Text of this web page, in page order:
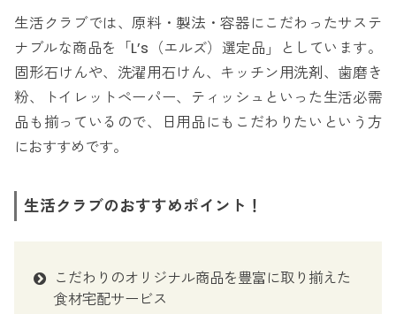
生活クラブでは、原料・製法・容器にこだわったサステ
ナブルな商品を「L’s（エルズ）選定品」としています。
固形石けんや、洗濯用石けん、キッチン用洗剤、歯磨き
粉、トイレットペーパー、ティッシュといった生活必需
品も揃っているので、日用品にもこだわりたいという方
におすすめです。
生活クラブのおすすめポイント！
こだわりのオリジナル商品を豊富に取り揃えた
食材宅配サービス